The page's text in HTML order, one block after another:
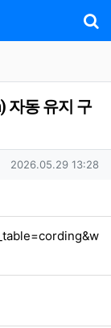
자동 유지 구
작성일
2026.05.29 13:28